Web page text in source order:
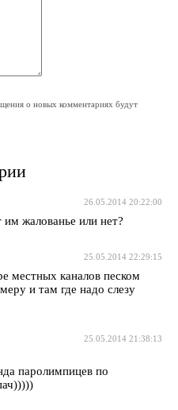
о новых комментариях будут
26.05.2014 20:22:00
жалованье или нет?
25.05.2014 22:29:15
местных каналов песком
и там где надо слезу
25.05.2014 21:38:13
паролимпицев по